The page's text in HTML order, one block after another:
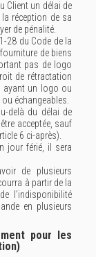
Client un délai de
réception de sa
de pénalité.
28 du Code de la
de biens
pas de logo
de rétractation
ayant un logo ou
échangeables.
delà du délai de
acceptée, sauf
6 ci-après).
jour férié, il sera
de plusieurs
à partir de la
l’indisponibilité
en plusieurs
pour les